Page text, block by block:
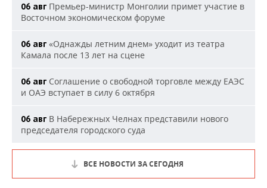
06 авг Премьер-министр Монголии примет участие в
Восточном экономическом форуме
06 авг «Однажды летним днем» уходит из театра
Камала после 13 лет на сцене
06 авг Соглашение о свободной торговле между ЕАЭС
и ОАЭ вступает в силу 6 октября
06 авг В Набережных Челнах представили нового
председателя городского суда
ВСЕ НОВОСТИ ЗА СЕГОДНЯ